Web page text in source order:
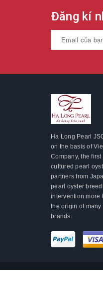
Đăng kí
Ha Long Pearl
on the basis of
Company, the
cultured pearl
partners from
pearl oyster
intervention more
the origin of
brands.